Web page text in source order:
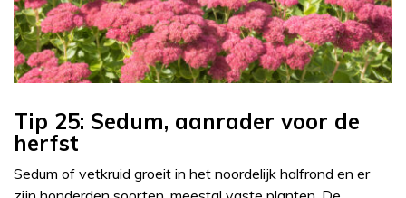
Tip 25: Sedum, aanrader voor de
herfst
Sedum of vetkruid groeit in het noordelijk halfrond en er